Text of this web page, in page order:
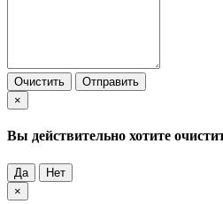
Очистить
Отправить
×
Вы действительно хотите
Да
Нет
×